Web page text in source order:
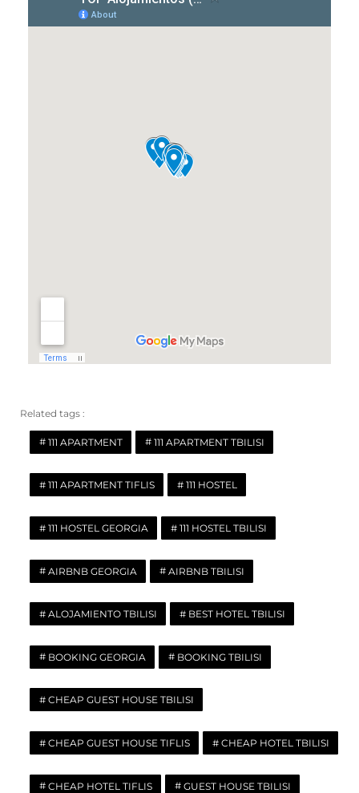
Related tags :
111 APARTMENT 111 APARTMENT TBILISI
111 APARTMENT TIFLIS 111 HOSTEL
111 HOSTEL GEORGIA 111 HOSTEL TBILISI
AIRBNB GEORGIA AIRBNB TBILISI
ALOJAMIENTO TBILISI BEST HOTEL TBILISI
BOOKING GEORGIA BOOKING TBILISI
CHEAP GUEST HOUSE TBILISI
CHEAP GUEST HOUSE TIFLIS CHEAP HOTEL TBILISI
CHEAP HOTEL TIFLIS GUEST HOUSE TBILISI